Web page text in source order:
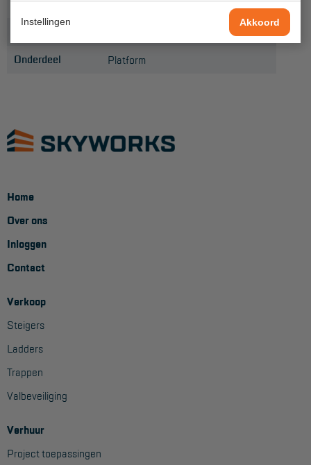
Instellingen Akkoord
Aanmelden Inspectiewekker
Vestigingen
Dealers
Product video's
SUPPORT
Gewicht (kg) 17,5
Productlijn
Onderdeel Platform
Home
Over ons
Inloggen
Contact
Verkoop
Steigers
Ladders
Trappen
Valbeveiliging
Verhuur
Project toepassingen